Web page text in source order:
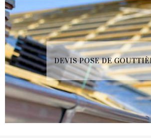
DEVIS POSE DE